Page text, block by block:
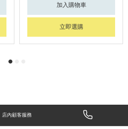
加入購物車
立即選購
店內顧客服務